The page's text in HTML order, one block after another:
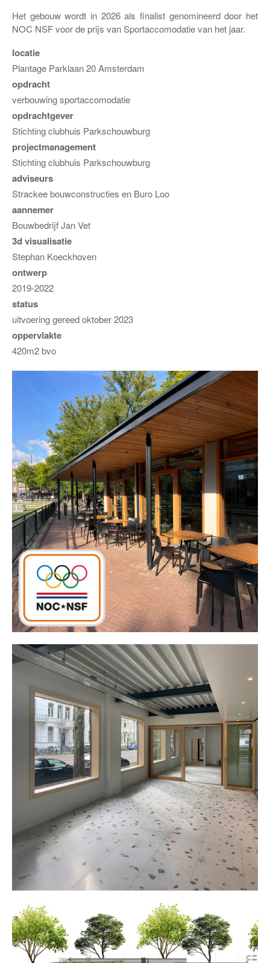
Het gebouw wordt in 2026 als finalist genomineerd door het
NOC NSF voor de prijs van Sportaccomodatie van het jaar.
locatie
Plantage Parklaan 20 Amsterdam
opdracht
verbouwing sportaccomodatie
opdrachtgever
Stichting clubhuis Parkschouwburg
projectmanagement
Stichting clubhuis Parkschouwburg
adviseurs
Strackee bouwconstructies en Buro Loo
aannemer
Bouwbedrijf Jan Vet
3d visualisatie
Stephan Koeckhoven
ontwerp
2019-2022
status
uitvoering gereed oktober 2023
oppervlakte
420m2 bvo